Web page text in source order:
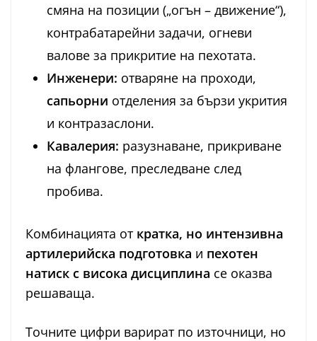
смяна на позиции („огън – движение“),
контрабатарейни задачи, огневи
валове за прикритие на пехотата.
Инженери: отваряне на проходи,
сапьорни отделения за бързи укрития
и контразаслони.
Кавалерия: разузнаване, прикриване
на флангове, преследване след
пробива.
Комбинацията от кратка, но интензивна
артилерийска подготовка и пехотен
натиск с висока дисциплина се оказва
решаваща.
Точните цифри варират по източници, но